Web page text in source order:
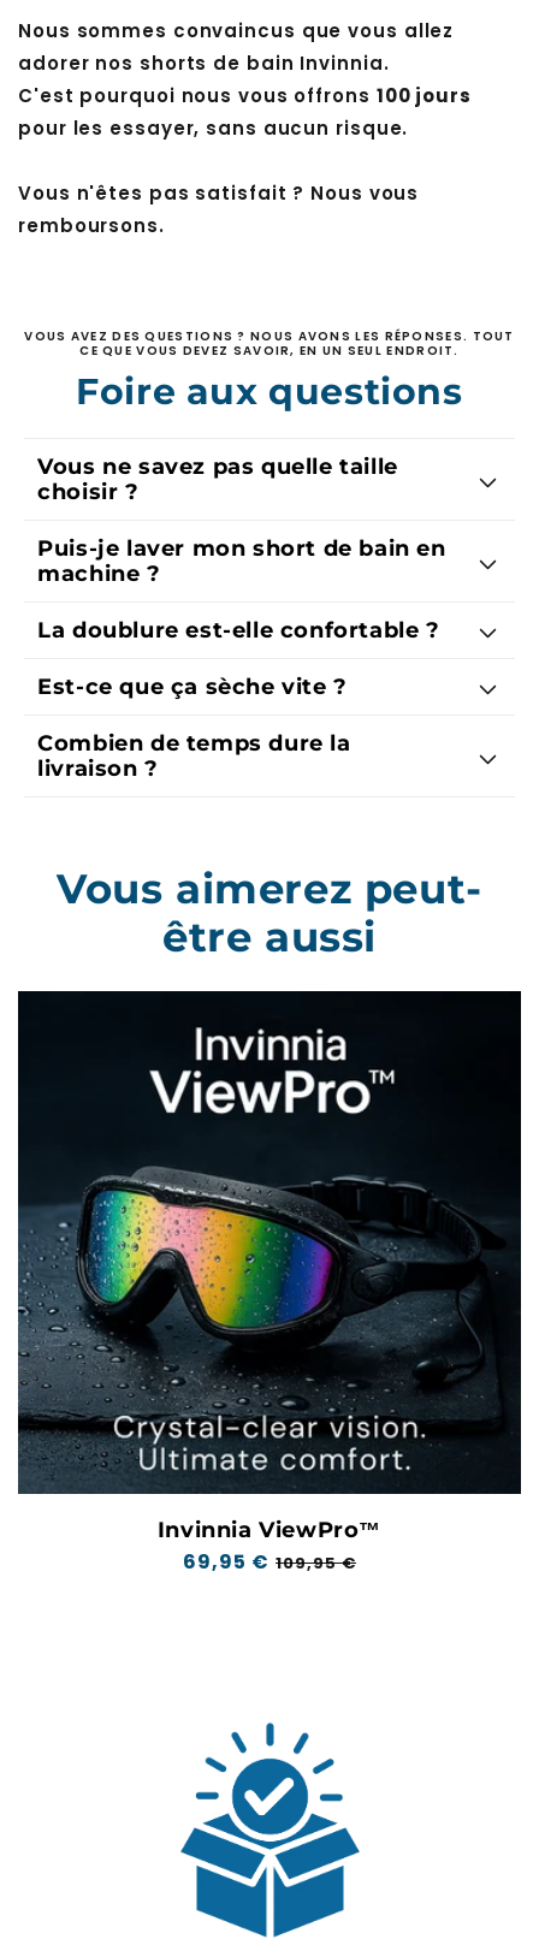
Nous sommes convaincus que vous allez
adorer nos shorts de bain Invinnia.
C'est pourquoi nous vous offrons 100 jours
pour les essayer, sans aucun risque.
Vous n'êtes pas satisfait ? Nous vous
remboursons.
VOUS AVEZ DES QUESTIONS ? NOUS AVONS LES RÉPONSES. TOUT
CE QUE VOUS DEVEZ SAVOIR, EN UN SEUL ENDROIT.
Foire aux questions
Vous ne savez pas quelle taille
choisir ?
Puis-je laver mon short de bain en
machine ?
La doublure est-elle confortable ?
Est-ce que ça sèche vite ?
Combien de temps dure la
livraison ?
Vous aimerez peut-
être aussi
Invinnia ViewPro™
Prix
69,95 € Prix
109,95 €